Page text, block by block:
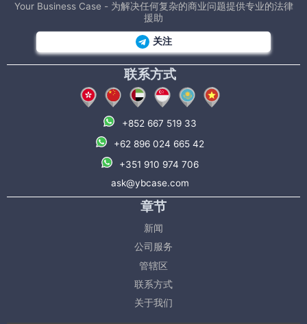
Your Business Case - 为解决任何复杂的商业问题提供专业的法律
援助
关注
联系方式
+852 667 519 33
+62 896 024 665 42
+351 910 974 706
ask@ybcase.com
章节
新闻
公司服务
管辖区
联系方式
关于我们